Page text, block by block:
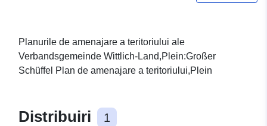
Planurile de amenajare a teritoriului ale
Verbandsgemeinde Wittlich-Land,Plein:Großer
Schüffel Plan de amenajare a teritoriului,Plein
Distribuiri 1